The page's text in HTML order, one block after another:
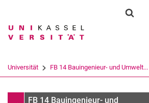
Suchbegriff
Suchen (öffnet
Universität FB 14 Bauingenieur- und Umwelt...
InfothekFB 14 Bauingenieur- und